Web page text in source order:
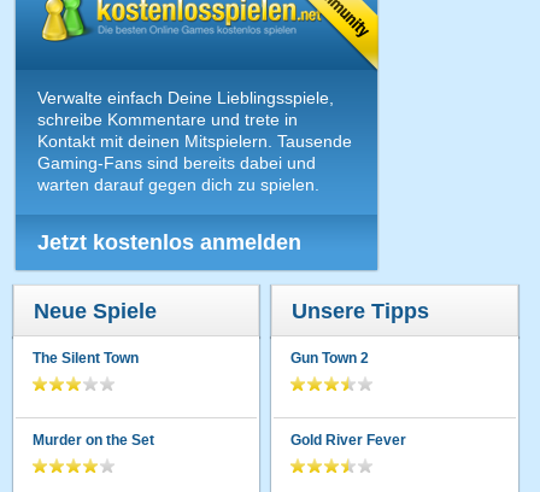
Verwalte einfach Deine Lieblingsspiele,
schreibe Kommentare und trete in
Kontakt mit deinen Mitspielern. Tausende
Gaming-Fans sind bereits dabei und
warten darauf gegen dich zu spielen.
Jetzt kostenlos anmelden
Neue Spiele
The Silent Town
Murder on the Set
Unsere Tipps
Gun Town 2
Gold River Fever